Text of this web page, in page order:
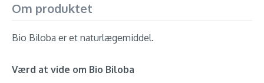
Om produktet
Bio Biloba er et naturlægemiddel.
Værd at vide om Bio Biloba